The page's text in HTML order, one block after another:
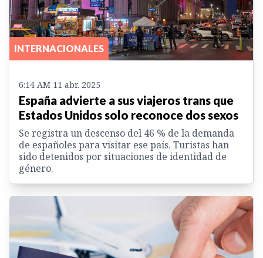
INTERNACIONALES
6:14 AM 11 abr. 2025
España advierte a sus viajeros trans que
Estados Unidos solo reconoce dos sexos
Se registra un descenso del 46 % de la demanda
de españoles para visitar ese país. Turistas han
sido detenidos por situaciones de identidad de
género.